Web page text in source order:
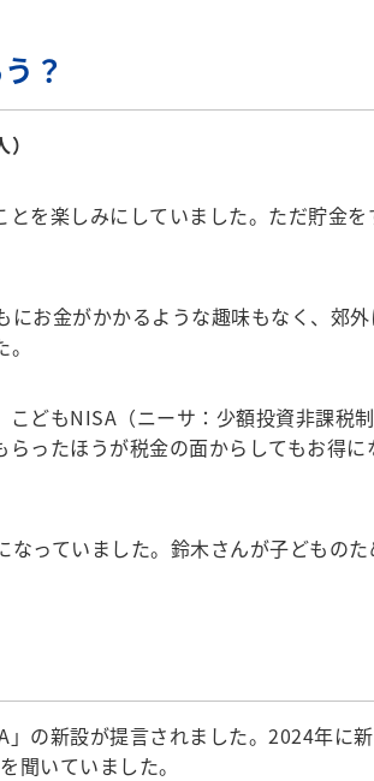
？
を楽しみにしていました。ただ貯金
お金がかかるような趣味もなく、郊
どもNISA（ニーサ：少額投資非課税
ったほうが税金の面からしてもお得
っていました。鈴木さんが子どもの
の新設が提言されました。2024年に
いていました。